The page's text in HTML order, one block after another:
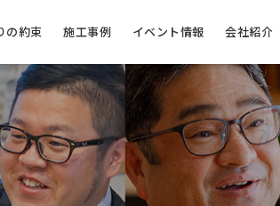
の約束 施工事例 イベント情報 会社紹介